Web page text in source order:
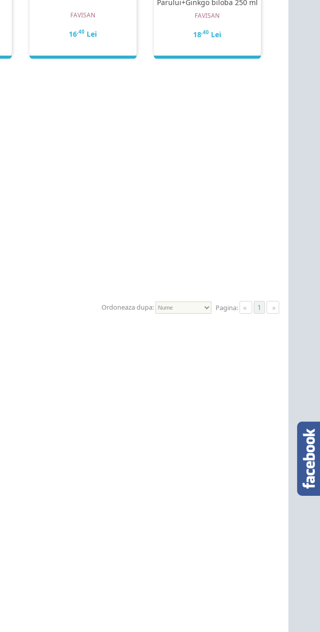
FAVISAN
16,40 Lei
Parului+Ginkgo biloba 250 ml
FAVISAN
18,40 Lei
Ordoneaza dupa: Pagina: « 1 »